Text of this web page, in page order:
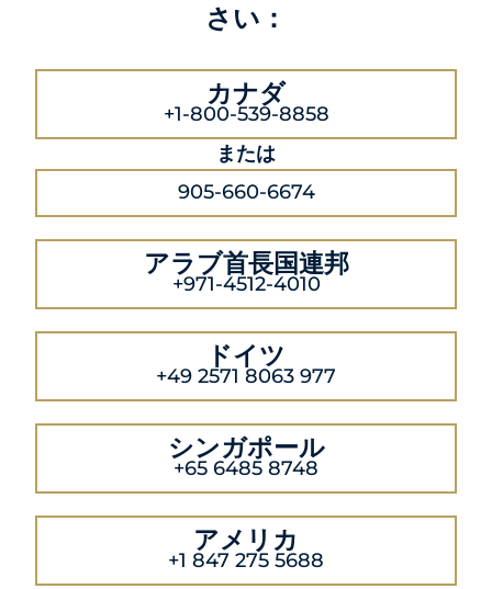
さい：
カナダ
+1-800-539-8858
または
905-660-6674
アラブ首長国連邦
+971-4512-4010
ドイツ
+49 2571 8063 977
シンガポール
+65 6485 8748
アメリカ
+1 847 275 5688